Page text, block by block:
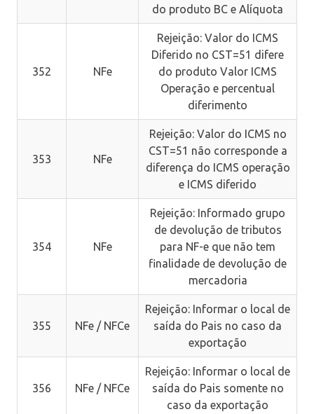
do produto BC e Alíquota
352 NFe
Rejeição: Valor do ICMS
Diferido no CST=51 difere
do produto Valor ICMS
Operação e percentual
diferimento
353 NFe
Rejeição: Valor do ICMS no
CST=51 não corresponde a
diferença do ICMS operação
e ICMS diferido
354 NFe
Rejeição: Informado grupo
de devolução de tributos
para NF-e que não tem
finalidade de devolução de
mercadoria
355 NFe / NFCe
Rejeição: Informar o local de
saída do Pais no caso da
exportação
356 NFe / NFCe
Rejeição: Informar o local de
saída do Pais somente no
caso da exportação